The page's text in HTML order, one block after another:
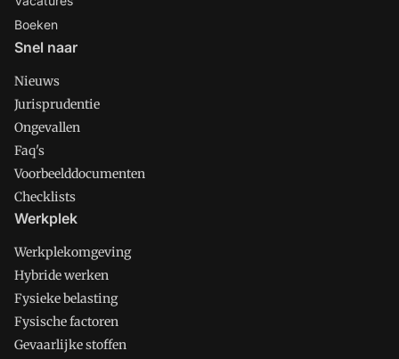
Boeken
Snel naar
Nieuws
Jurisprudentie
Ongevallen
Faq's
Voorbeelddocumenten
Checklists
Werkplek
Werkplekomgeving
Hybride werken
Fysieke belasting
Fysische factoren
Gevaarlijke stoffen